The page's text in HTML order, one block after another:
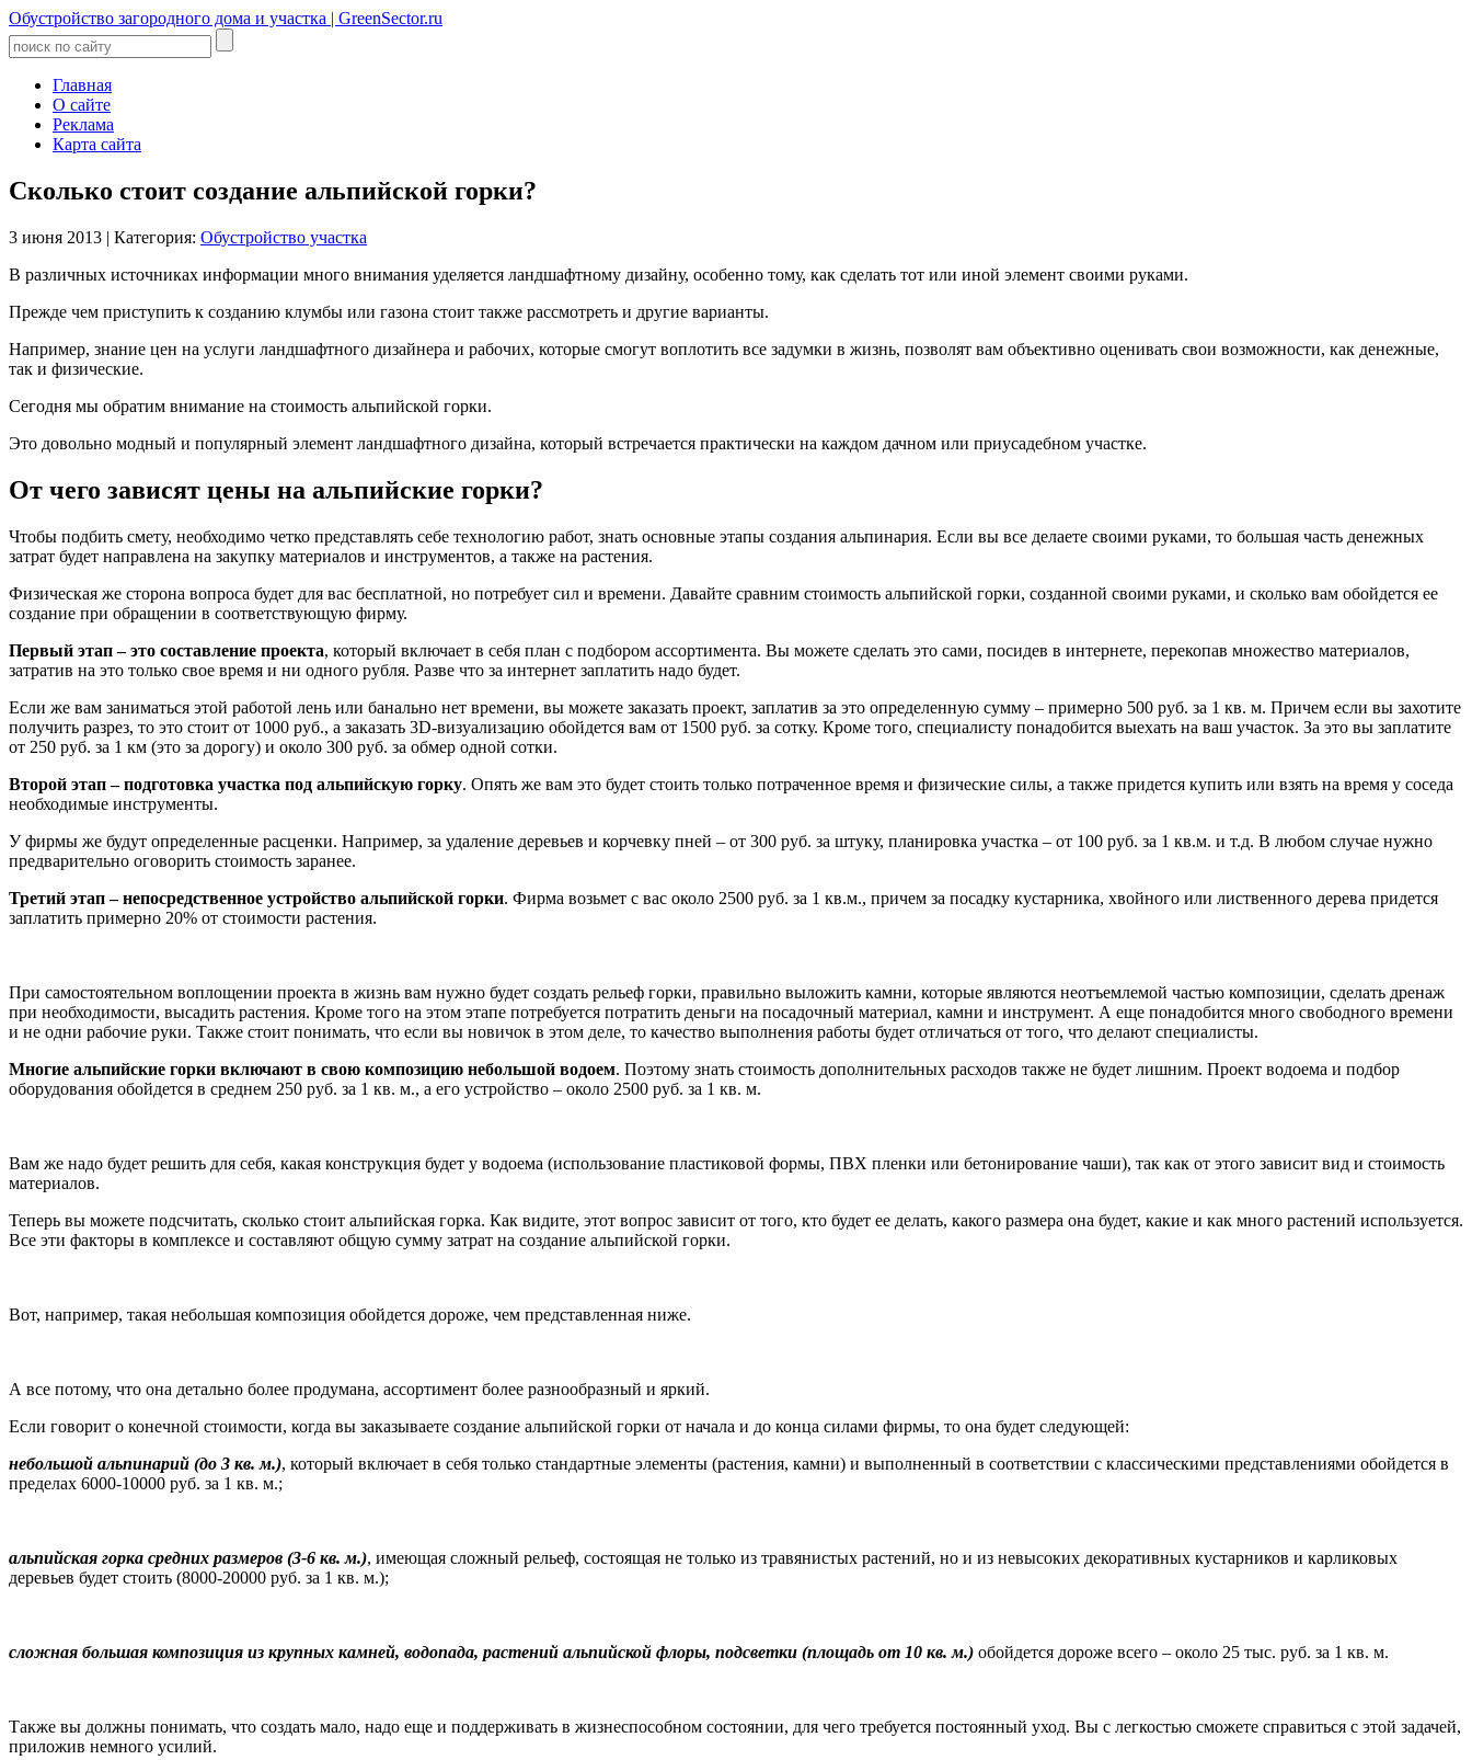
Обустройство загородного дома и участка | GreenSector.ru
Главная
О сайте
Реклама
Карта сайта
Сколько стоит создание альпийской горки?
3 июня 2013 | Категория: Обустройство участка
В различных источниках информации много внимания уделяется ландшафтному дизайну, особенно тому, как сделать тот или иной элемент своими руками.
Прежде чем приступить к созданию клумбы или газона стоит также рассмотреть и другие варианты.
Например, знание цен на услуги ландшафтного дизайнера и рабочих, которые смогут воплотить все задумки в жизнь, позволят вам объективно оценивать свои возможности, как денежные,
так и физические.
Сегодня мы обратим внимание на стоимость альпийской горки.
Это довольно модный и популярный элемент ландшафтного дизайна, который встречается практически на каждом дачном или приусадебном участке.
От чего зависят цены на альпийские горки?
Чтобы подбить смету, необходимо четко представлять себе технологию работ, знать основные этапы создания альпинария. Если вы все делаете своими руками, то большая часть денежных
затрат будет направлена на закупку материалов и инструментов, а также на растения.
Физическая же сторона вопроса будет для вас бесплатной, но потребует сил и времени. Давайте сравним стоимость альпийской горки, созданной своими руками, и сколько вам обойдется ее
создание при обращении в соответствующую фирму.
Первый этап – это составление проекта, который включает в себя план с подбором ассортимента. Вы можете сделать это сами, посидев в интернете, перекопав множество материалов,
затратив на это только свое время и ни одного рубля. Разве что за интернет заплатить надо будет.
Если же вам заниматься этой работой лень или банально нет времени, вы можете заказать проект, заплатив за это определенную сумму – примерно 500 руб. за 1 кв. м. Причем если вы захотите
получить разрез, то это стоит от 1000 руб., а заказать 3D-визуализацию обойдется вам от 1500 руб. за сотку. Кроме того, специалисту понадобится выехать на ваш участок. За это вы заплатите
от 250 руб. за 1 км (это за дорогу) и около 300 руб. за обмер одной сотки.
Второй этап – подготовка участка под альпийскую горку. Опять же вам это будет стоить только потраченное время и физические силы, а также придется купить или взять на время у соседа
необходимые инструменты.
У фирмы же будут определенные расценки. Например, за удаление деревьев и корчевку пней – от 300 руб. за штуку, планировка участка – от 100 руб. за 1 кв.м. и т.д. В любом случае нужно
предварительно оговорить стоимость заранее.
Третий этап – непосредственное устройство альпийской горки. Фирма возьмет с вас около 2500 руб. за 1 кв.м., причем за посадку кустарника, хвойного или лиственного дерева придется
заплатить примерно 20% от стоимости растения.
При самостоятельном воплощении проекта в жизнь вам нужно будет создать рельеф горки, правильно выложить камни, которые являются неотъемлемой частью композиции, сделать дренаж
при необходимости, высадить растения. Кроме того на этом этапе потребуется потратить деньги на посадочный материал, камни и инструмент. А еще понадобится много свободного времени
и не одни рабочие руки. Также стоит понимать, что если вы новичок в этом деле, то качество выполнения работы будет отличаться от того, что делают специалисты.
Многие альпийские горки включают в свою композицию небольшой водоем. Поэтому знать стоимость дополнительных расходов также не будет лишним. Проект водоема и подбор
оборудования обойдется в среднем 250 руб. за 1 кв. м., а его устройство – около 2500 руб. за 1 кв. м.
Вам же надо будет решить для себя, какая конструкция будет у водоема (использование пластиковой формы, ПВХ пленки или бетонирование чаши), так как от этого зависит вид и стоимость
материалов.
Теперь вы можете подсчитать, сколько стоит альпийская горка. Как видите, этот вопрос зависит от того, кто будет ее делать, какого размера она будет, какие и как много растений используется.
Все эти факторы в комплексе и составляют общую сумму затрат на создание альпийской горки.
Вот, например, такая небольшая композиция обойдется дороже, чем представленная ниже.
А все потому, что она детально более продумана, ассортимент более разнообразный и яркий.
Если говорит о конечной стоимости, когда вы заказываете создание альпийской горки от начала и до конца силами фирмы, то она будет следующей:
небольшой альпинарий (до 3 кв. м.), который включает в себя только стандартные элементы (растения, камни) и выполненный в соответствии с классическими представлениями обойдется в
пределах 6000-10000 руб. за 1 кв. м.;
альпийская горка средних размеров (3-6 кв. м.), имеющая сложный рельеф, состоящая не только из травянистых растений, но и из невысоких декоративных кустарников и карликовых
деревьев будет стоить (8000-20000 руб. за 1 кв. м.);
сложная большая композиция из крупных камней, водопада, растений альпийской флоры, подсветки (площадь от 10 кв. м.) обойдется дороже всего – около 25 тыс. руб. за 1 кв. м.
Также вы должны понимать, что создать мало, надо еще и поддерживать в жизнеспособном состоянии, для чего требуется постоянный уход. Вы с легкостью сможете справиться с этой задачей,
приложив немного усилий.